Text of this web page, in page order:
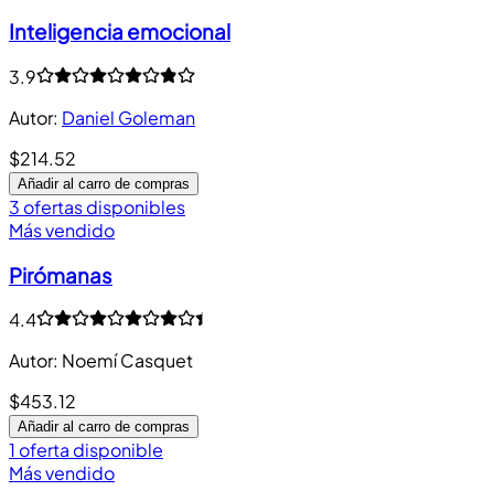
Inteligencia emocional
3.9
Autor: Daniel Goleman
$214.52
Añadir al carro de compras
3 ofertas disponibles
Más vendido
Pirómanas
4.4
Autor: Noemí Casquet
$453.12
Añadir al carro de compras
1 oferta disponible
Más vendido